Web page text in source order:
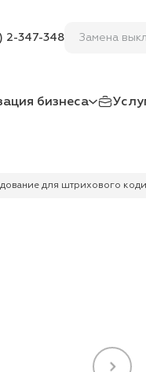
2-347-348 Заме
бизнеса
для штрихового